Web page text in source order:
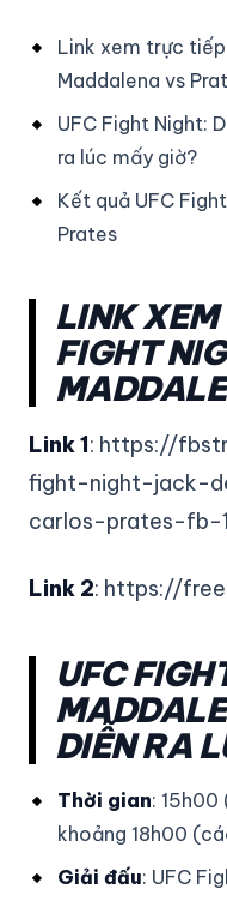
Link xem trực
Maddalena vs
UFC Fight Night:
ra lúc mấy giờ?
Kết quả UFC
Prates
LINK XEM
FIGHT
Link 1: https://
fight-night-jack-
carlos-prates-fb-
Link 2: https://
UFC
DIỄN RA
Thời gian:
khoảng 18h00
Giải đấu: UFC